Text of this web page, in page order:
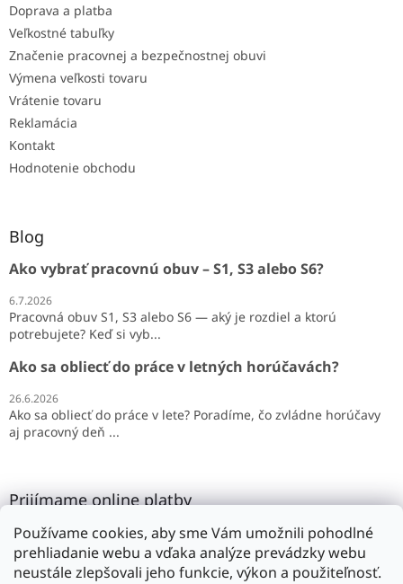
Používame cookies, aby sme Vám umožnili pohodlné
prehliadanie webu a vďaka analýze prevádzky webu
neustále zlepšovali jeho funkcie, výkon a použiteľnosť.
Doprava a platba
Veľkostné tabuľky
Značenie pracovnej a bezpečnostnej obuvi
Výmena veľkosti tovaru
Vrátenie tovaru
Reklamácia
Kontakt
Hodnotenie obchodu
Blog
Ako vybrať pracovnú obuv – S1, S3 alebo S6?
6.7.2026
Pracovná obuv S1, S3 alebo S6 — aký je rozdiel a ktorú
potrebujete? Keď si vyb...
Ako sa obliecť do práce v letných horúčavách?
26.6.2026
Ako sa obliecť do práce v lete? Poradíme, čo zvládne horúčavy
aj pracovný deň ...
Prijímame online platby